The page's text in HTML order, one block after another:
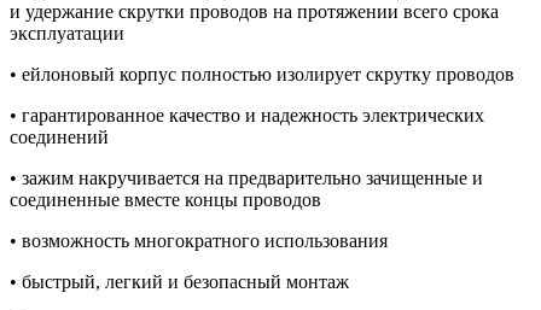
и удержание скрутки проводов на протяжении всего срока
эксплуатации
• ейлоновый корпус полностью изолирует скрутку проводов
• гарантированное качество и надежность электрических
соединений
• зажим накручивается на предварительно зачищенные и
соединенные вместе концы проводов
• возможность многократного использования
• быстрый, легкий и безопасный монтаж